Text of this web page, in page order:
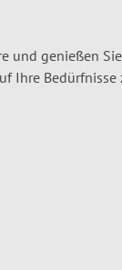
und genießen
Ihre